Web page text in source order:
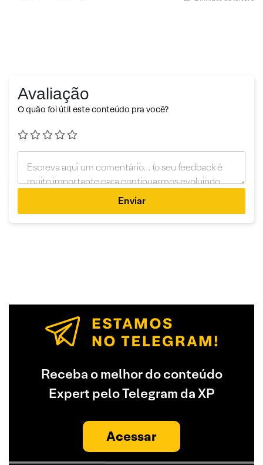
Avaliação
O quão foi útil este conteúdo pra você?
Enviar
Receba o melhor do conteúdo
Expert pelo Telegram da XP
Acessar